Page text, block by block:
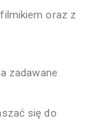
oraz z
zadawane
się do